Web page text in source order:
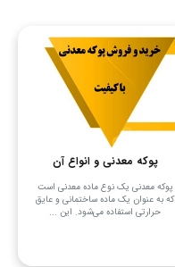
پوکه معدنی و انواع آن
پوکه معدنی یک نوع ماده معدنی است
که به عنوان یک ماده ساختمانی و عایق
حرارتی استفاده می‌شود. این ...